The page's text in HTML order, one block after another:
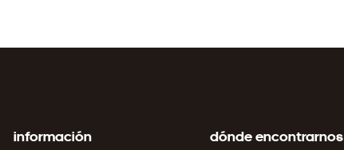
información dónde encontrarnos